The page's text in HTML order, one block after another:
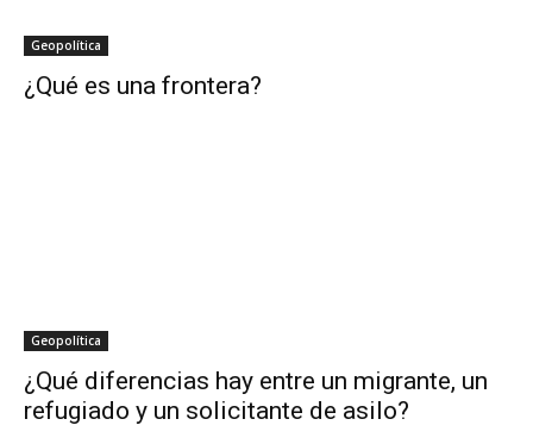
Geopolítica
¿Qué es una frontera?
Geopolítica
¿Qué diferencias hay entre un migrante, un
refugiado y un solicitante de asilo?